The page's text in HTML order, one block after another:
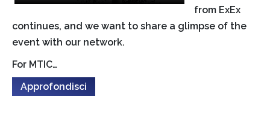
from ExEx
continues, and we want to share a glimpse of the
event with our network.
For MTIC…
Approfondisci